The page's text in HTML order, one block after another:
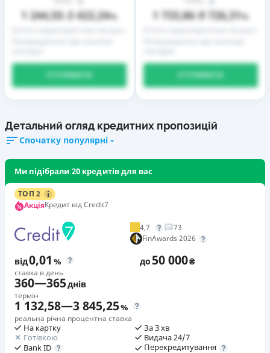
1 244,55– 3 422,24%
ОТРИМАТИ
1 733,86– 9 726,31%
ОТРИМАТИ
Детальний огляд кредитних пропозицій
Спочатку популярні
Ми підібрали 20 кредитів для вас
ТОП 2
АкціяКредит від Credit7
4,7
73
FinAwards 2026
від0,01 %
ставка в день
до50 000₴
360—365днів
термін
1 132,58—3 845,25%
реальна річна процентна ставка
На картку
Готівкою
Bank ID
За 3 хв
Видача 24/7
Перекредитування